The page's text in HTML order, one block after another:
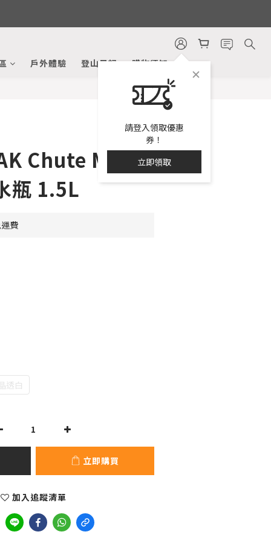
請登入領取優惠
券！
立即領取
戶外體驗 登山日記 購物須知
Chute Mag
瓶 1.5L
費
透白
立即購買
加入追蹤清單
立即購買